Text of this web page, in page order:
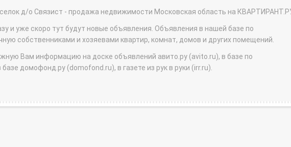
д/о Связист - продажа недвижимости Московская область на
и уже скоро тут будут новые объявления. Объявления в нашей базе по
собственниками и хозяевами квартир, комнат, домов и других помещений.
Вам информацию на доске объявлений авито.ру (avito.ru), в базе по
домофонд.ру (domofond.ru), в газете из рук в руки (irr.ru).